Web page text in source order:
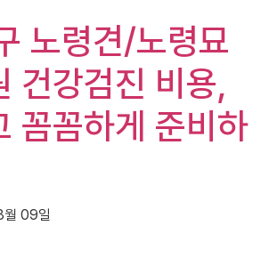
노령견/노령묘
건강검진 비용,
꼼꼼하게 준비하
09일